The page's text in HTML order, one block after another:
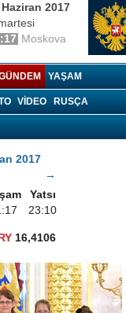
Haziran 2017
Moskova
YAŞAM
VIDEO RUSÇA
2017
→
Yatsı
23:10
16,4106